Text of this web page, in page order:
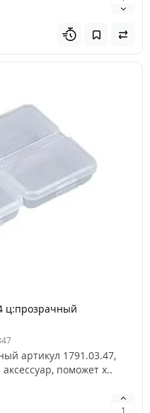
ц:прозрачный
артикул 1791.03.47,
поможет х..